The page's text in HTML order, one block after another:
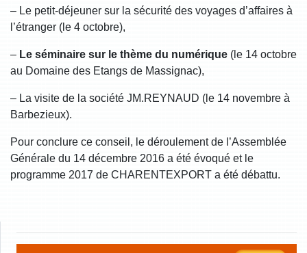
– Le petit-déjeuner sur la sécurité des voyages d’affaires à
l’étranger (le 4 octobre),
– Le séminaire sur le thème du numérique (le 14 octobre
au Domaine des Etangs de Massignac),
– La visite de la société JM.REYNAUD (le 14 novembre à
Barbezieux).
Pour conclure ce conseil, le déroulement de l’Assemblée
Générale du 14 décembre 2016 a été évoqué et le
programme 2017 de CHARENTEXPORT a été débattu.